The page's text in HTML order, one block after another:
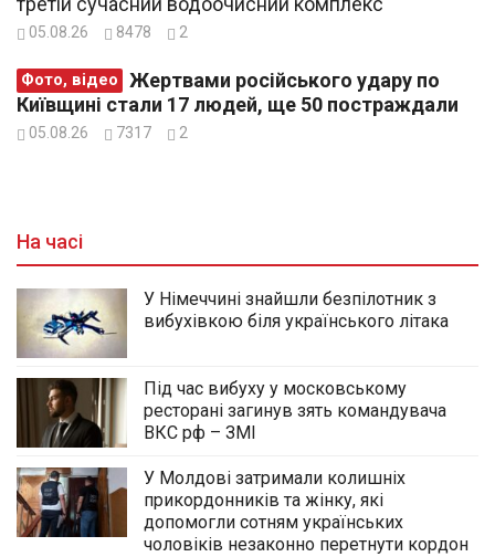
05.08.26 8478 2
Фото, відео
Київщині стали 17 людей, ще 50 постраждали
05.08.26 7317 2
На часі
У Німеччині знайшли безпілотник з
вибухівкою біля українського літака
Під час вибуху у московському
ресторані загинув зять командувача
ВКС рф – ЗМІ
У Молдові затримали колишніх
прикордонників та жінку, які
допомогли сотням українських
чоловіків незаконно перетнути кордон